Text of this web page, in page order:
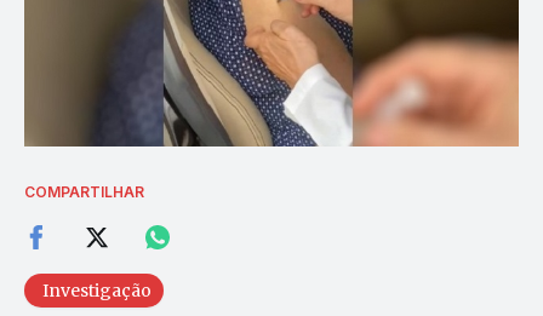
COMPARTILHAR
Investigação